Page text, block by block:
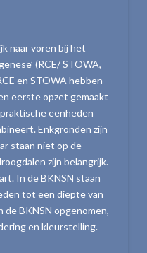
naar voren bij het
(RCE/ STOWA,
en STOWA hebben
eerste opzet gemaakt
eenheden
Enkgronden zijn
staan niet op de
zijn belangrijk.
In de BKNSN staan
tot een diepte van
de BKNSN opgenomen,
en kleurstelling.